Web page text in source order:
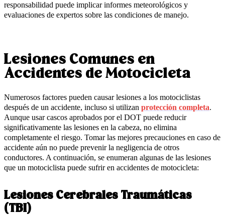
responsabilidad puede implicar informes meteorológicos y
evaluaciones de expertos sobre las condiciones de manejo.
Lesiones Comunes en
Accidentes de Motocicleta
Numerosos factores pueden causar lesiones a los motociclistas
después de un accidente, incluso si utilizan protección completa.
Aunque usar cascos aprobados por el DOT puede reducir
significativamente las lesiones en la cabeza, no elimina
completamente el riesgo. Tomar las mejores precauciones en caso de
accidente aún no puede prevenir la negligencia de otros
conductores. A continuación, se enumeran algunas de las lesiones
que un motociclista puede sufrir en accidentes de motocicleta:
Lesiones Cerebrales Traumáticas
(TBI)